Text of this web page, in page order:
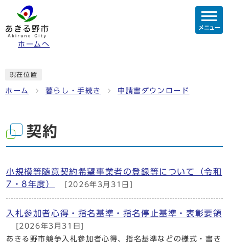
ホームへ
メニュー
現在位置
ホーム 暮らし・手続き 申請書ダウンロード
契約
小規模等随意契約希望事業者の登録等について（令和
7・8年度）
[2026年3月31日]
入札参加者心得・指名基準・指名停止基準・表彰要領
[2026年3月31日]
あきる野市競争入札参加者心得、指名基準などの様式・書き